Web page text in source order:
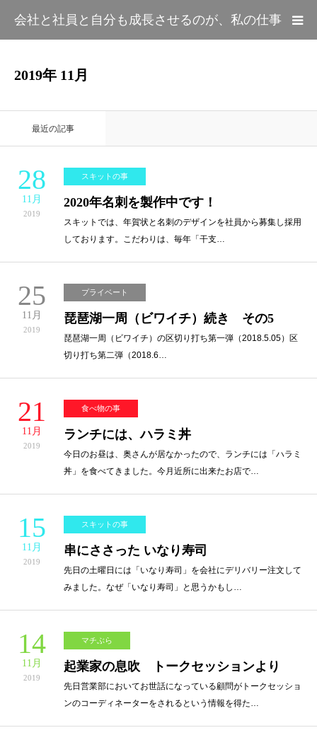
会社と社員と自分も成長させるのが、私の仕事
2019年 11月
最近の記事
28
11月
2019
スキットの事
2020年名刺を製作中です！
スキットでは、年賀状と名刺のデザインを社員から募集し採用
しております。こだわりは、毎年「干支…
25
11月
2019
プライベート
琵琶湖一周（ビワイチ）続き その5
琵琶湖一周（ビワイチ）の区切り打ち第一弾（2018.5.05）区
切り打ち第二弾（2018.6…
21
11月
2019
食べ物の事
ランチには、ハラミ丼
今日のお昼は、奥さんが居なかったので、ランチには「ハラミ
丼」を食べてきました。今月近所に出来たお店で…
15
11月
2019
スキットの事
串にささった いなり寿司
先日の土曜日には「いなり寿司」を会社にデリバリー注文して
みました。なぜ「いなり寿司」と思うかもし…
14
11月
2019
マチぶら
起業家の息吹 トークセッションより
先日営業部においてお世話になっている顧問がトークセッショ
ンのコーディネーターをされるという情報を得た…